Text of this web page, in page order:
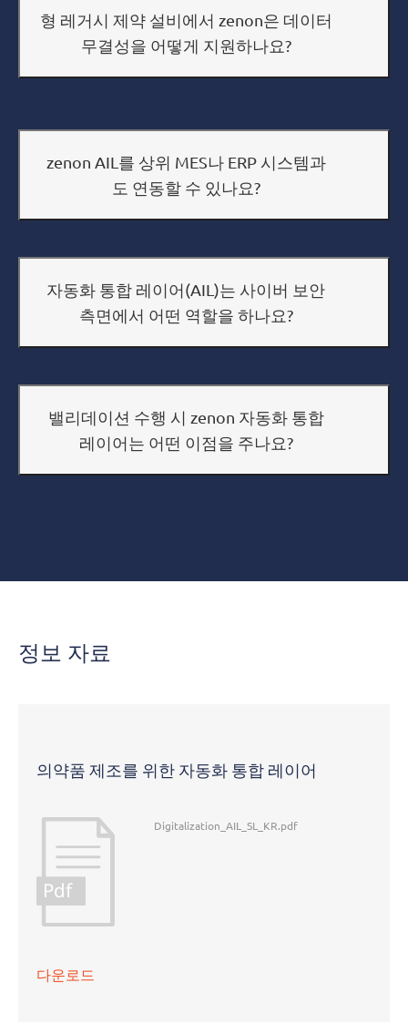
형 레거시 제약 설비에서 zenon은 데이터
무결성을 어떻게 지원하나요?
zenon AIL를 상위 MES나 ERP 시스템과
도 연동할 수 있나요?
자동화 통합 레이어(AIL)는 사이버 보안
측면에서 어떤 역할을 하나요?
밸리데이션 수행 시 zenon 자동화 통합
레이어는 어떤 이점을 주나요?
정보 자료
Pdf
의약품 제조를 위한 자동화 통합 레이어
Digitalization_AIL_SL_KR.pdf
다운로드